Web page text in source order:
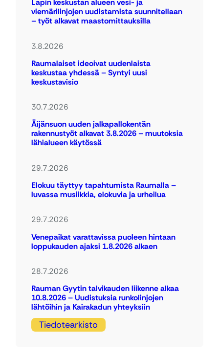
Lapin keskustan alueen vesi- ja
viemärilinjojen uudistamista suunnitellaan
– työt alkavat maastomittauksilla
3.8.2026
Raumalaiset ideoivat uudenlaista
keskustaa yhdessä – Syntyi uusi
keskustavisio
30.7.2026
Äijänsuon uuden jalkapallokentän
rakennustyöt alkavat 3.8.2026 – muutoksia
lähialueen käytössä
29.7.2026
Elokuu täyttyy tapahtumista Raumalla –
luvassa musiikkia, elokuvia ja urheilua
29.7.2026
Venepaikat varattavissa puoleen hintaan
loppukauden ajaksi 1.8.2026 alkaen
28.7.2026
Rauman Gyytin talvikauden liikenne alkaa
10.8.2026 – Uudistuksia runkolinjojen
lähtöihin ja Kairakadun yhteyksiin
Tiedotearkisto